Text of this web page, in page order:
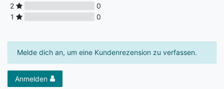
2
0
1
0
Melde dich an, um eine Kundenrezension zu verfassen.
Anmelden